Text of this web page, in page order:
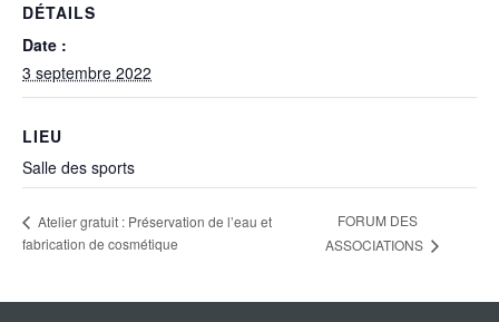
DÉTAILS
Date :
3 septembre 2022
LIEU
Salle des sports
Atelier gratuit : Préservation de l’eau et
fabrication de cosmétique
FORUM DES
ASSOCIATIONS